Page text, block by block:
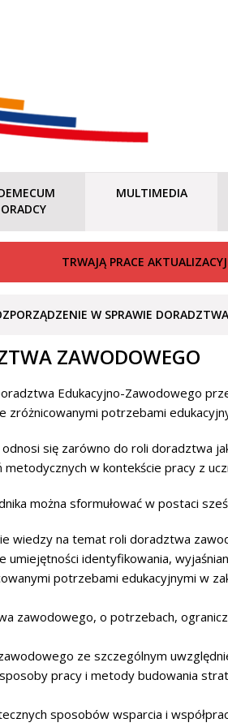
MULTIMEDIA
TRWAJĄ PRACE
W SPRAWIE
ZAWODOWEGO
Edukacyjno-Zawodowego
zróżnicowanymi potrzebami
odnosi się zarówno do roli doradztwa
metodycznych w kontekście pracy z
można sformułować w postaci
wiedzy na temat roli doradztwa
umiejętności identyfikowania,
potrzebami edukacyjnymi w
zawodowego, o potrzebach,
ze szczególnym
pracy i metody budowania
sposobów wsparcia i